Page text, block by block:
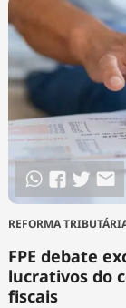
REFORMA
FPE debate
lucrativos do
fiscais